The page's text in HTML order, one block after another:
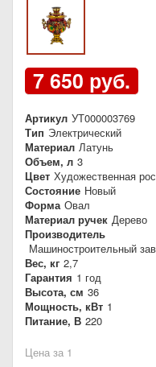
7 650 руб.
Артикул УТ000003769
Тип Электрический
Материал Латунь
Объем, л 3
Цвет Художественная
Состояние Новый
Форма Овал
Материал ручек Дерево
Производитель
Машиностроительный
Вес, кг 2,7
Гарантия 1 год
Высота, см 36
Мощность, кВт 1
Питание, В 220
Цена за 1